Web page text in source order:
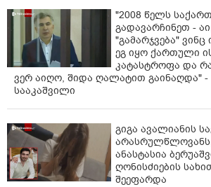
"2008 წელს
გადავარჩინეთ -
"გამარჯვება"
ეგ იყო ქართული
კატასტროფა და
ვერ აიღო, შიდა ღალატით გაინაღდა" -
სააკაშვილი
გიგა ავალიანის
არასრულწლოვანს,
ანასტასია
ღონისძიების
შეეფარდა